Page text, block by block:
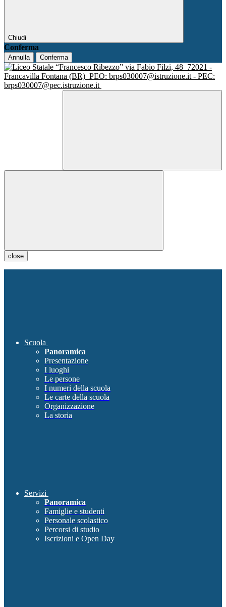
Chiudi
Conferma
Annulla Conferma
via Fabio Filzi, 48 72021 -
Francavilla Fontana (BR) PEO: brps030007@istruzione.it - PEC:
brps030007@pec.istruzione.it
close
Scuola
Panoramica
Presentazione
I luoghi
Le persone
I numeri della scuola
Le carte della scuola
Organizzazione
La storia
Servizi
Panoramica
Famiglie e studenti
Personale scolastico
Percorsi di studio
Iscrizioni e Open Day